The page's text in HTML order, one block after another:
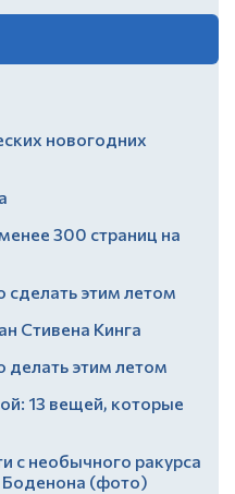
новогодних
300 страниц на
этим летом
Стивена Кинга
делать этим летом
13 вещей, которые
с необычного ракурса
(фото)